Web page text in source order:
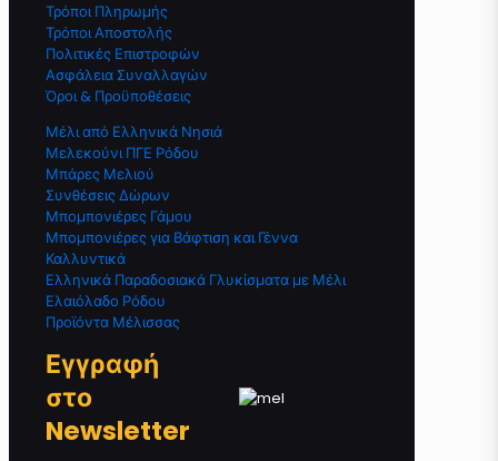
Τρόποι Πληρωμής
Τρόποι Αποστολής
Πολιτικές Επιστροφών
Ασφάλεια Συναλλαγών
Όροι & Προϋποθέσεις
Μέλι από Ελληνικά Νησιά
Μελεκούνι ΠΓΕ Ρόδου
Μπάρες Μελιού
Συνθέσεις Δώρων
Μπομπονιέρες Γάμου
Μπομπονιέρες για Βάφτιση και Γέννα
Καλλυντικά
Ελληνικά Παραδοσιακά Γλυκίσματα με Μέλι
Ελαιόλαδο Ρόδου
Προϊόντα Μέλισσας
Εγγραφή
στο
Newsletter